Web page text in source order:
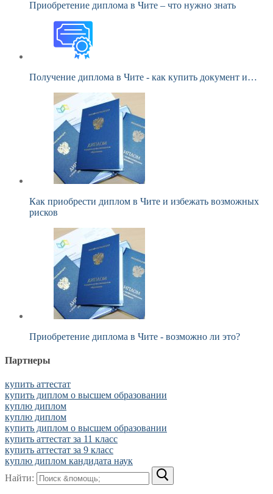
Приобретение диплома в Чите – что нужно знать
Получение диплома в Чите - как купить документ и…
Как приобрести диплом в Чите и избежать возможных
рисков
Приобретение диплома в Чите - возможно ли это?
Партнеры
купить аттестат
купить диплом о высшем образовании
куплю диплом
куплю диплом
купить диплом о высшем образовании
купить аттестат за 11 класс
купить аттестат за 9 класс
куплю диплом кандидата наук
Найти: